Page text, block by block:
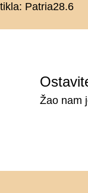
Patria28.6
Žao nam